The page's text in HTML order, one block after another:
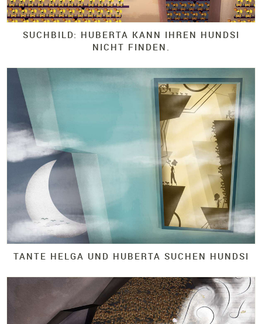
SUCHBILD: HUBERTA KANN IHREN HUNDSI
NICHT FINDEN.
TANTE HELGA UND HUBERTA SUCHEN HUNDSI